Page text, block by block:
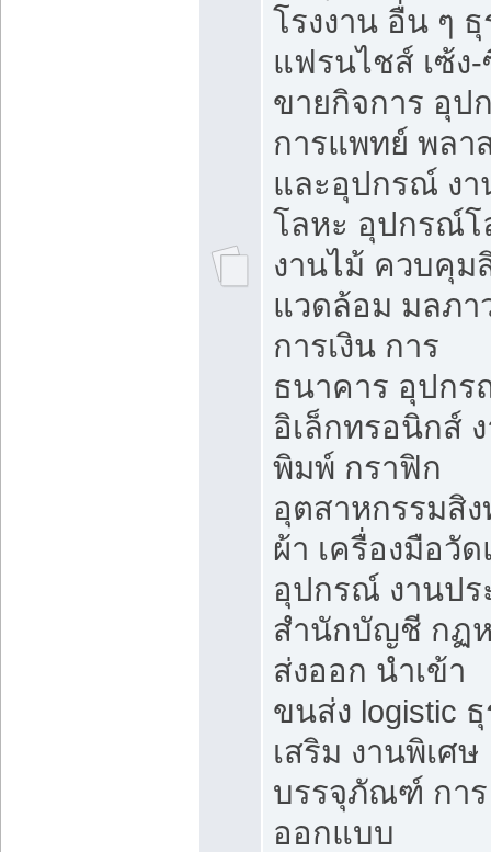
โรงงาน อื่น ๆ
แฟรนไชส์ เซ้ง
ขายกิจการ อุป
การแพทย์ พลา
และอุปกรณ์ งา
โลหะ อุปกรณ์โ
งานไม้ ควบคุม
แวดล้อม มลภา
การเงิน การ
ธนาคาร อุปก
อิเล็กทรอนิกส์
พิมพ์ กราฟิก
อุตสาหกรรมสิ
ผ้า เครื่องมือวั
อุปกรณ์ งานปร
สำนักบัญชี กฏ
ส่งออก นำเข้า
ขนส่ง logistic
เสริม งานพิเศษ
บรรจุภัณฑ์ การ
ออกแบบ